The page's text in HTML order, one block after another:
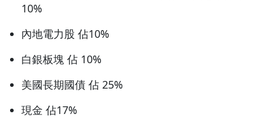
10%
內地電力股 佔10%
白銀板塊 佔 10%
美國長期國債 佔 25%
現金 佔17%